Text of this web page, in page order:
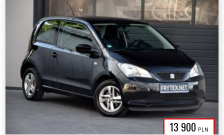
13 900 PLN